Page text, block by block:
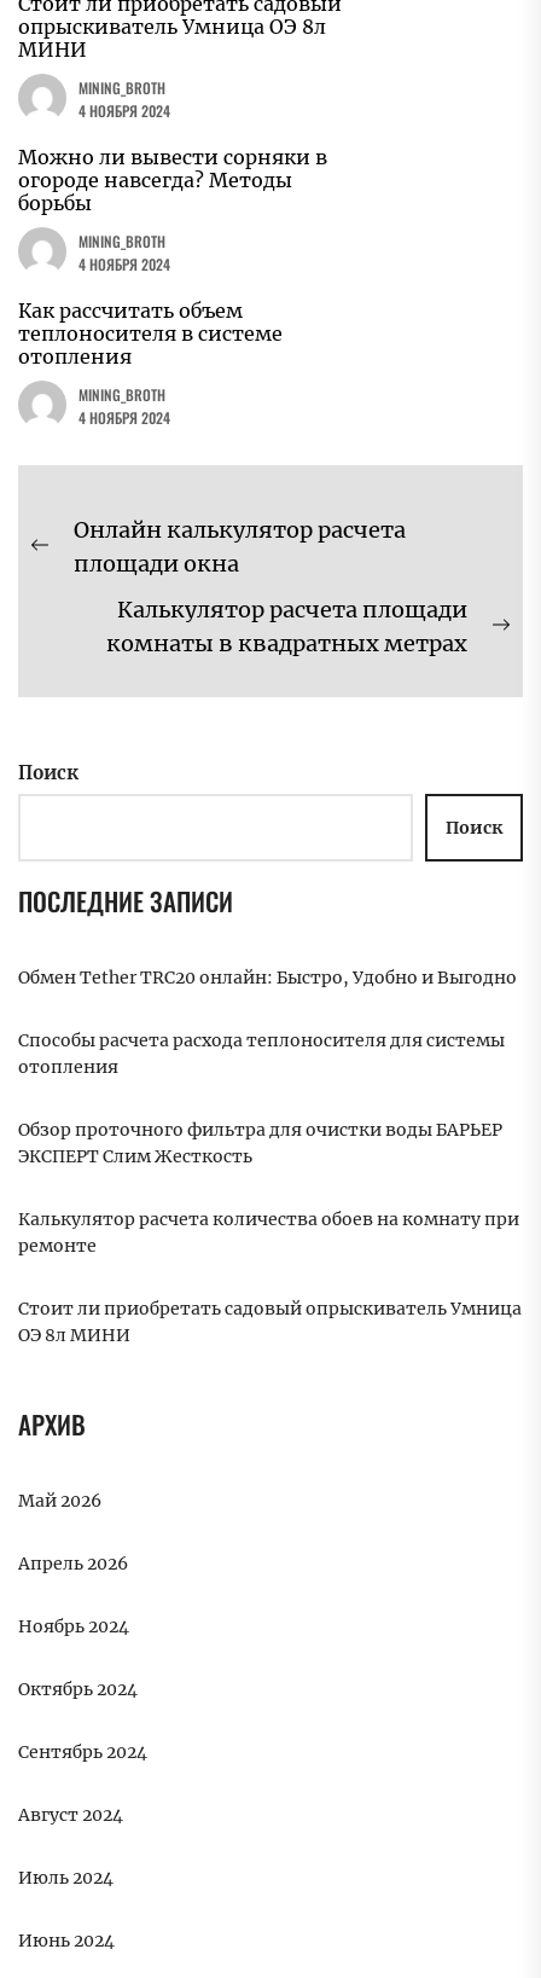
опрыскиватель Умница ОЭ 8л
МИНИ
MINING_BROTH
4 НОЯБРЯ 2024
Можно ли вывести сорняки в
огороде навсегда? Методы
борьбы
MINING_BROTH
4 НОЯБРЯ 2024
Как рассчитать объем
теплоносителя в системе
отопления
MINING_BROTH
4 НОЯБРЯ 2024
Навигация
по
записям
Предыдущая
Онлайн калькулятор расчета
площади окна
Калькулятор расчета площади
комнаты в квадратных метрах
Поиск
Поиск
ПОСЛЕДНИЕ ЗАПИСИ
Обмен Tether TRC20 онлайн: Быстро, Удобно и Выгодно
Способы расчета расхода теплоносителя для системы
отопления
Обзор проточного фильтра для очистки воды БАРЬЕР
ЭКСПЕРТ Слим Жесткость
Калькулятор расчета количества обоев на комнату при
ремонте
Стоит ли приобретать садовый опрыскиватель Умница
ОЭ 8л МИНИ
АРХИВ
Май 2026
Апрель 2026
Ноябрь 2024
Октябрь 2024
Сентябрь 2024
Август 2024
Июль 2024
Июнь 2024